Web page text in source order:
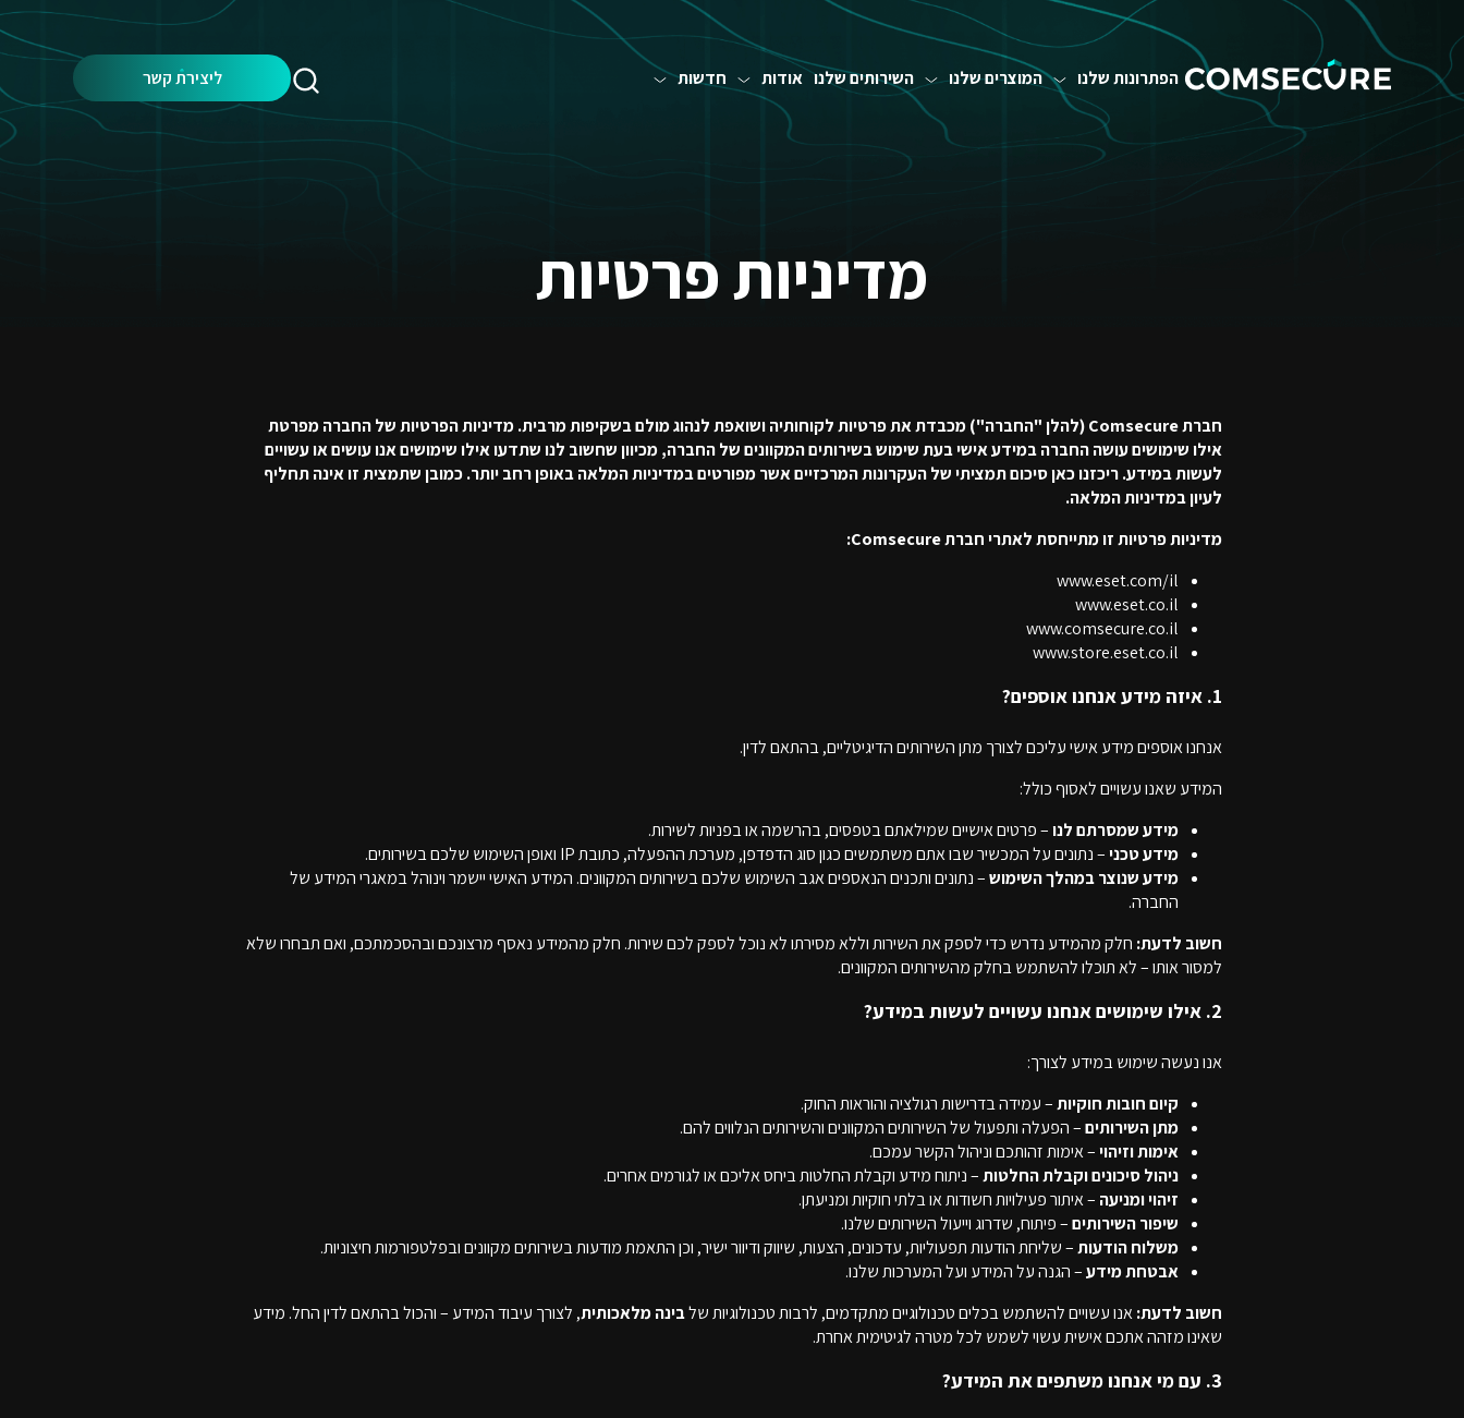
הפתרונות שלנו המוצרים שלנו השירותים שלנו אודות חדשות Search: ליצירת קשר
מדיניות פרטיות
חברת Comsecure (להלן "החברה") מכבדת את פרטיות לקוחותיה ושואפת לנהוג מולם בשקיפות מרבית. מדיניות הפרטיות של החברה מפרטת
אילו שימושים עושה החברה במידע אישי בעת שימוש בשירותים המקוונים של החברה, מכיוון שחשוב לנו שתדעו אילו שימושים אנו עושים או עשויים
לעשות במידע. ריכזנו כאן סיכום תמציתי של העקרונות המרכזיים אשר מפורטים במדיניות המלאה באופן רחב יותר. כמובן שתמצית זו אינה תחליף
לעיון במדיניות המלאה.
מדיניות פרטיות זו מתייחסת לאתרי חברת Comsecure:
www.eset.com/il
www.eset.co.il
www.comsecure.co.il
www.store.eset.co.il
1. איזה מידע אנחנו אוספים?
אנחנו אוספים מידע אישי עליכם לצורך מתן השירותים הדיגיטליים, בהתאם לדין.
המידע שאנו עשויים לאסוף כולל:
מידע שמסרתם לנו– פרטים אישיים שמילאתם בטפסים, בהרשמה או בפניות לשירות.
מידע טכני– נתונים על המכשיר שבו אתם משתמשים כגון סוג הדפדפן, מערכת ההפעלה, כתובת IP ואופן השימוש שלכם בשירותים.
מידע שנוצר במהלך השימוש– נתונים ותכנים הנאספים אגב השימוש שלכם בשירותים המקוונים. המידע האישי יישמר וינוהל במאגרי המידע של
החברה.
חשוב לדעת: חלק מהמידע נדרש כדי לספק את השירות וללא מסירתו לא נוכל לספק לכם שירות. חלק מהמידע נאסף מרצונכם ובהסכמתכם, ואם תבחרו שלא
למסור אותו – לא תוכלו להשתמש בחלק מהשירותים המקוונים.
2. אילו שימושים אנחנו עשויים לעשות במידע?
אנו נעשה שימוש במידע לצורך:
קיום חובות חוקיות– עמידה בדרישות רגולציה והוראות החוק.
מתן השירותים– הפעלה ותפעול של השירותים המקוונים והשירותים הנלווים להם.
אימות וזיהוי– אימות זהותכם וניהול הקשר עמכם.
ניהול סיכונים וקבלת החלטות– ניתוח מידע וקבלת החלטות ביחס אליכם או לגורמים אחרים.
זיהוי ומניעה – איתור פעילויות חשודות או בלתי חוקיות ומניעתן.
שיפור השירותים– פיתוח, שדרוג וייעול השירותים שלנו.
משלוח הודעות– שליחת הודעות תפעוליות, עדכונים, הצעות, שיווק ודיוור ישיר, וכן התאמת מודעות בשירותים מקוונים ובפלטפורמות חיצוניות.
אבטחת מידע– הגנה על המידע ועל המערכות שלנו.
חשוב לדעת:אנו עשויים להשתמש בכלים טכנולוגיים מתקדמים, לרבות טכנולוגיות שלבינה מלאכותית, לצורך עיבוד המידע – והכול בהתאם לדין החל. מידע
שאינו מזהה אתכם אישית עשוי לשמש לכל מטרה לגיטימית אחרת.
3. עם מי אנחנו משתפים את המידע?